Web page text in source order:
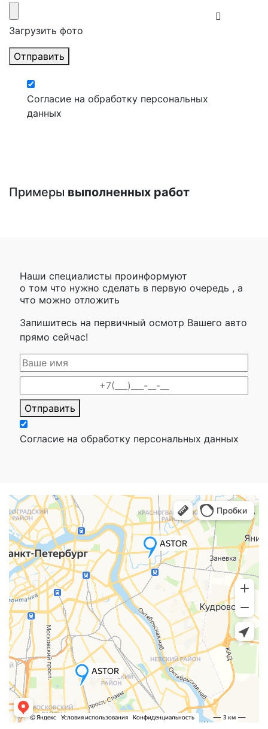
Загрузить фото
Отправить
Согласие на обработку персональных
данных
Примеры выполненных работ
Наши специалисты проинформуют
о том что нужно сделать в первую очередь , а
что можно отложить
Запишитесь на первичный осмотр Вашего авто
прямо сейчас!
Отправить
Согласие на обработку персональных данных